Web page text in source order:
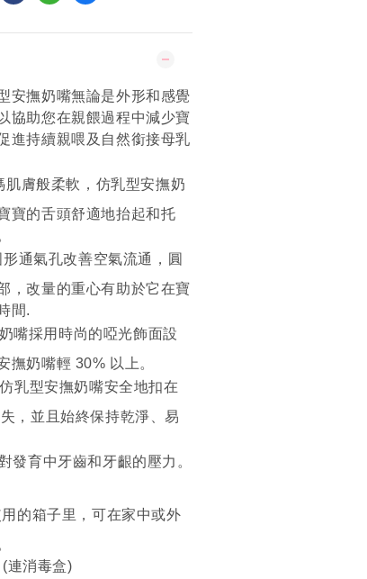
安撫奶嘴無論是外形和感覺
協助您在親餵過程中減少寶
進持續親喂及自然銜接母乳
肌膚般柔軟，仿乳型安撫奶
寶的舌頭舒適地抬起和托
形通氣孔改善空氣流通，圓
，改量的重心有助於它在寶
間.
嘴採用時尚的啞光飾面設
撫奶嘴輕 30% 以上。
仿乳型安撫奶嘴安全地扣在
，並且始終保持乾淨、易
發育中牙齒和牙齦的壓力。
用的箱子里，可在家中或外
連消毒盒)